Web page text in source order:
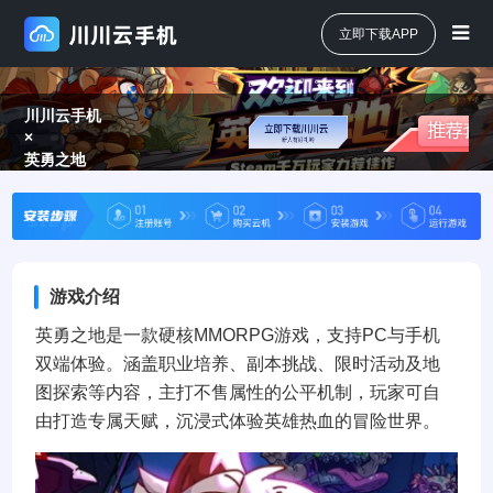
立即下载APP
川川云手机
×
英勇之地
游戏介绍
英勇之地是一款硬核MMORPG游戏，支持PC与手机
双端体验。涵盖职业培养、副本挑战、限时活动及地
图探索等内容，主打不售属性的公平机制，玩家可自
由打造专属天赋，沉浸式体验英雄热血的冒险世界。